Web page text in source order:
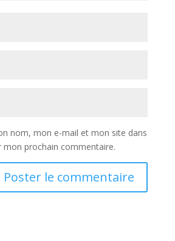
nom, mon e-mail et mon site dans
mon prochain commentaire.